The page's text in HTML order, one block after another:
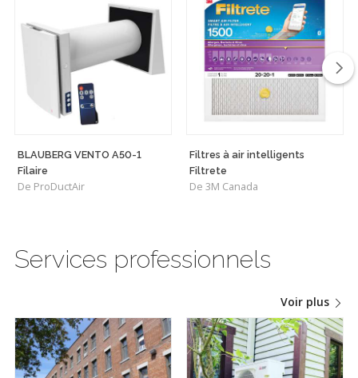
BLAUBERG VENTO A50-1
Filaire
De ProDuctAir
Filtres à air intelligents
Filtrete
De 3M Canada
Services professionnels
Voir plus